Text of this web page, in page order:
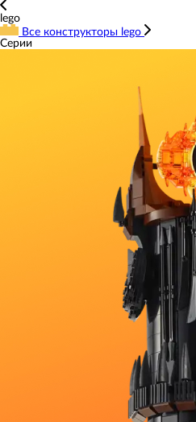
lego
Все конструкторы lego
Серии